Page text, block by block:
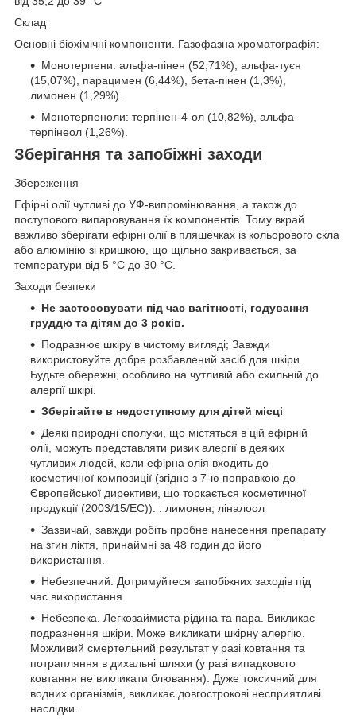
Склад
Основні біохімічні компоненти. Газофазна хроматографія:
Монотерпени: альфа-пінен (52,71%), альфа-туєн
(15,07%), парацимен (6,44%), бета-пінен (1,3%),
лимонен (1,29%).
Монотерпеноли: терпінен-4-ол (10,82%), альфа-
терпінеол (1,26%).
Зберігання та запобіжні заходи
Збереження
Ефірні олії чутливі до УФ-випромінювання, а також до
поступового випаровування їх компонентів. Тому вкрай
важливо зберігати ефірні олії в пляшечках із кольорового скла
або алюмінію зі кришкою, що щільно закривається, за
температури від 5 °C до 30 °C.
Заходи безпеки
Не застосовувати під час вагітності, годування
груддю та дітям до 3 років.
Подразнює шкіру в чистому вигляді; Завжди
використовуйте добре розбавлений засіб для шкіри.
Будьте обережні, особливо на чутливій або схильній до
алергії шкірі.
Зберігайте в недоступному для дітей місці
Деякі природні сполуки, що містяться в цій ефірній
олії, можуть представляти ризик алергії в деяких
чутливих людей, коли ефірна олія входить до
косметичної композиції (згідно з 7-ю поправкою до
Європейської директиви, що торкається косметичної
продукції (2003/15/EC)). : лимонен, ліналоол
Зазвичай, завжди робіть пробне нанесення препарату
на згин ліктя, принаймні за 48 годин до його
використання.
Небезпечний. Дотримуйтеся запобіжних заходів під
час використання.
Небезпека. Легкозаймиста рідина та пара. Викликає
подразнення шкіри. Може викликати шкірну алергію.
Можливий смертельний результат у разі ковтання та
потрапляння в дихальні шляхи (у разі випадкового
ковтання не викликати блювання). Дуже токсичний для
водних організмів, викликає довгострокові несприятливі
наслідки.